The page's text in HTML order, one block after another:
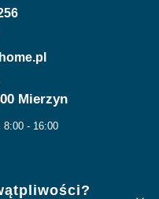
Mierzyn
8:00 - 16:00